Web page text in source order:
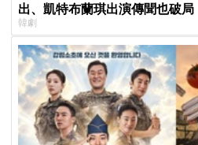
出、凱特布蘭琪出演傳聞也破局
韓劇